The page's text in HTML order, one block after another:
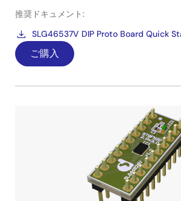
推奨ドキュメント:
SLG46537V DIP Proto Board Quick
ご購入